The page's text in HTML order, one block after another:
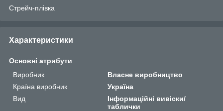
Стрейч-плівка
Характеристики
Основні атрибути
Виробник
Власне виробництво
Країна виробник
Україна
Вид
Інформаційні вивіски/
таблички